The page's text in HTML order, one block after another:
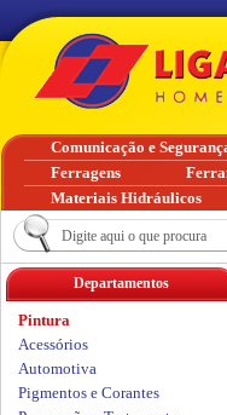
Departamentos
Pintura
Acessórios
Automotiva
Pigmentos e Corantes
Comunicação e
Ferragens
Materiais Hidráulicos